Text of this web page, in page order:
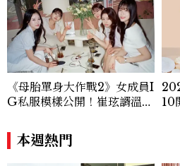
《母胎單身大作戰2》女成員I
G私服模樣公開！崔玹諝溫柔
低調千金？
10
本週熱門